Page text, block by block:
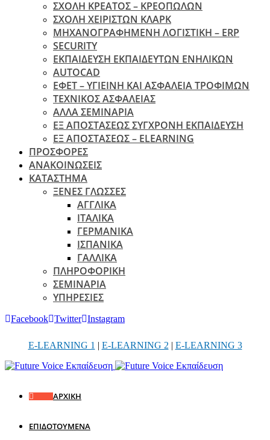
ΣΧΟΛΗ ΚΡΕΑΤΟΣ – ΚΡΕΟΠΩΛΩΝ
ΣΧΟΛΗ ΧΕΙΡΙΣΤΩΝ ΚΛΑΡΚ
ΜΗΧΑΝΟΓΡΑΦΗΜΕΝΗ ΛΟΓΙΣΤΙΚΗ – ERP
SECURITY
ΕΚΠΑΙΔΕΥΣΗ ΕΚΠΑΙΔΕΥΤΩΝ ΕΝΗΛΙΚΩΝ
ΑUTOCAD
ΕΦΕΤ – ΥΓΙΕΙΝΗ ΚΑΙ ΑΣΦΑΛΕΙΑ ΤΡΟΦΙΜΩΝ
ΤΕΧΝΙΚΟΣ ΑΣΦΑΛΕΙΑΣ
ΆΛΛΑ ΣΕΜΙΝΑΡΙΑ
EΞ ΑΠΟΣΤΑΣΕΩΣ ΣΥΓΧΡΟΝΗ ΕΚΠΑΙΔΕΥΣΗ
ΕΞ ΑΠΟΣΤΑΣΕΩΣ – ELEARNING
ΠΡΟΣΦΟΡΕΣ
ΑΝΑΚΟΙΝΩΣΕΙΣ
ΚΑΤΑΣΤΗΜΑ
ΞΕΝΕΣ ΓΛΩΣΣΕΣ
ΑΓΓΛΙΚΑ
ΙΤΑΛΙΚΑ
ΓΕΡΜΑΝΙΚΑ
ΙΣΠΑΝΙΚΑ
ΓΑΛΛΙΚΑ
ΠΛΗΡΟΦΟΡΙΚΗ
ΣΕΜΙΝΑΡΙΑ
ΥΠΗΡΕΣΙΕΣ
Facebook Twitter Instagram
E-LEARNING 1 | E-LEARNING 2 | E-LEARNING 3
ΑΡΧΙΚΗ
ΕΠΙΔΟΤΟΥΜΕΝΑ